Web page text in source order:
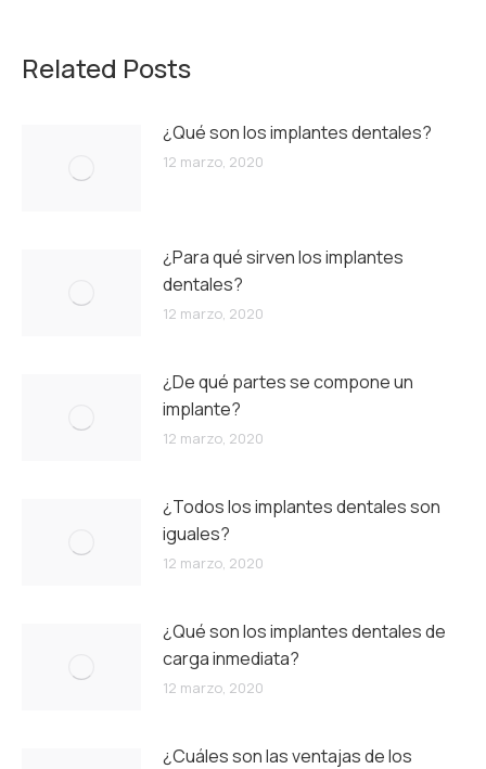
Related Posts
¿Qué son los implantes dentales?
12 marzo, 2020
¿Para qué sirven los implantes
dentales?
12 marzo, 2020
¿De qué partes se compone un
implante?
12 marzo, 2020
¿Todos los implantes dentales son
iguales?
12 marzo, 2020
¿Qué son los implantes dentales de
carga inmediata?
12 marzo, 2020
¿Cuáles son las ventajas de los